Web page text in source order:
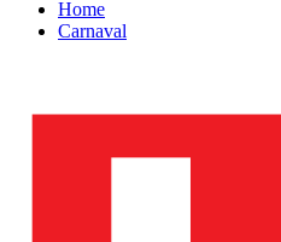
Home
Carnaval